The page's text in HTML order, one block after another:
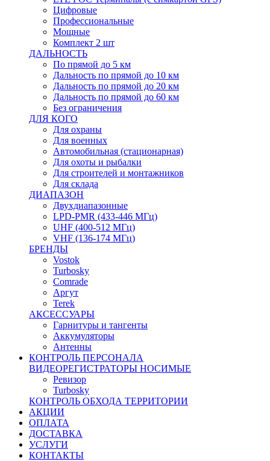
Цифровые
Профессиональные
Мощные
Комплект 2 шт
ДАЛЬНОСТЬ
По прямой до 5 км
Дальность по прямой до 10 км
Дальность по прямой до 20 км
Дальность по прямой до 60 км
Без ограничения
ДЛЯ КОГО
Для охраны
Для военных
Автомобильная (стационарная)
Для охоты и рыбалки
Для строителей и монтажников
Для склада
ДИАПАЗОН
Двухдиапазонные
LPD-PMR (433-446 МГц)
UHF (400-512 МГц)
VHF (136-174 МГц)
БРЕНДЫ
Vostok
Turbosky
Comrade
Аргут
Terek
АКСЕССУАРЫ
Гарнитуры и тангенты
Аккумуляторы
Антенны
КОНТРОЛЬ ПЕРСОНАЛА
ВИДЕОРЕГИСТРАТОРЫ НОСИМЫЕ
Ревизор
Turbosky
КОНТРОЛЬ ОБХОДА ТЕРРИТОРИИ
АКЦИИ
ОПЛАТА
ДОСТАВКА
УСЛУГИ
КОНТАКТЫ